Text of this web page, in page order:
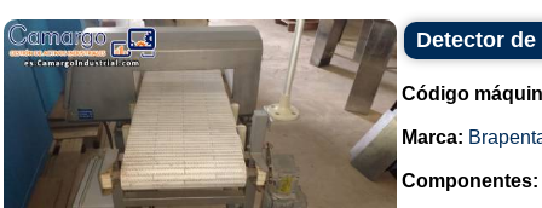
Detector
Código
Marca:
Componentes: